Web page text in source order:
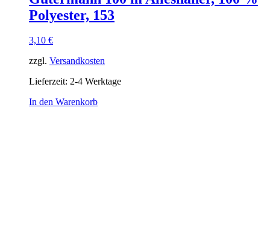
Polyester, 153
3,10 €
zzgl. Versandkosten
Lieferzeit: 2-4 Werktage
In den Warenkorb